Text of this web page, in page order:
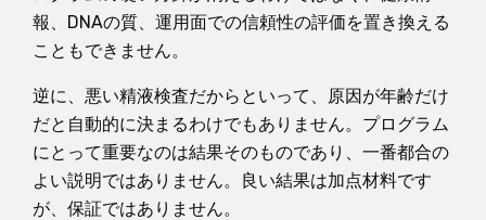
報、DNAの質、運用面での信頼性の評価を置き換える
こともできません。
逆に、悪い精液検査だからといって、原因が年齢だけ
だと自動的に決まるわけでもありません。プログラム
にとって重要なのは結果そのものであり、一番都合の
よい説明ではありません。良い結果は加点材料です
が、保証ではありません。